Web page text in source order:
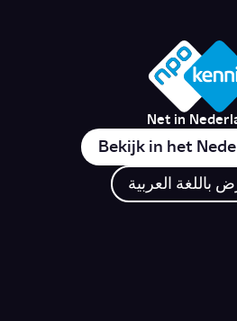
Net in
Bekijk in het
باللغة العربية